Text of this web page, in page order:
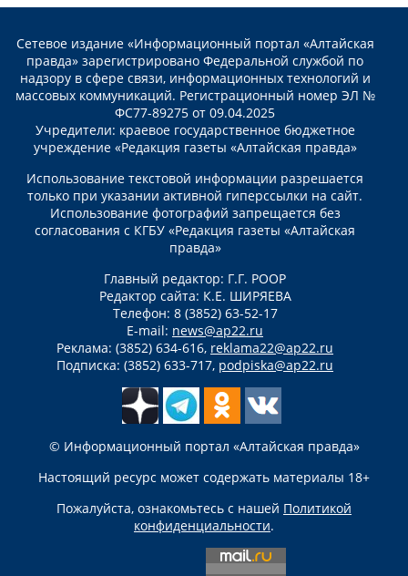
Сетевое издание «Информационный портал «Алтайская
правда» зарегистрировано Федеральной службой по
надзору в сфере связи, информационных технологий и
массовых коммуникаций. Регистрационный номер ЭЛ №
ФС77-89275 от 09.04.2025
Учредители: краевое государственное бюджетное
учреждение «Редакция газеты «Алтайская правда»
Использование текстовой информации разрешается
только при указании активной гиперссылки на сайт.
Использование фотографий запрещается без
согласования с КГБУ «Редакция газеты «Алтайская
правда»
Главный редактор: Г.Г. РООР
Редактор сайта: К.Е. ШИРЯЕВА
Телефон: 8 (3852) 63-52-17
E-mail: news@ap22.ru
Реклама: (3852) 634-616, reklama22@ap22.ru
Подписка: (3852) 633-717, podpiska@ap22.ru
© Информационный портал «Алтайская правда»
Настоящий ресурс может содержать материалы 18+
Пожалуйста, ознакомьтесь с нашей Политикой
конфиденциальности.